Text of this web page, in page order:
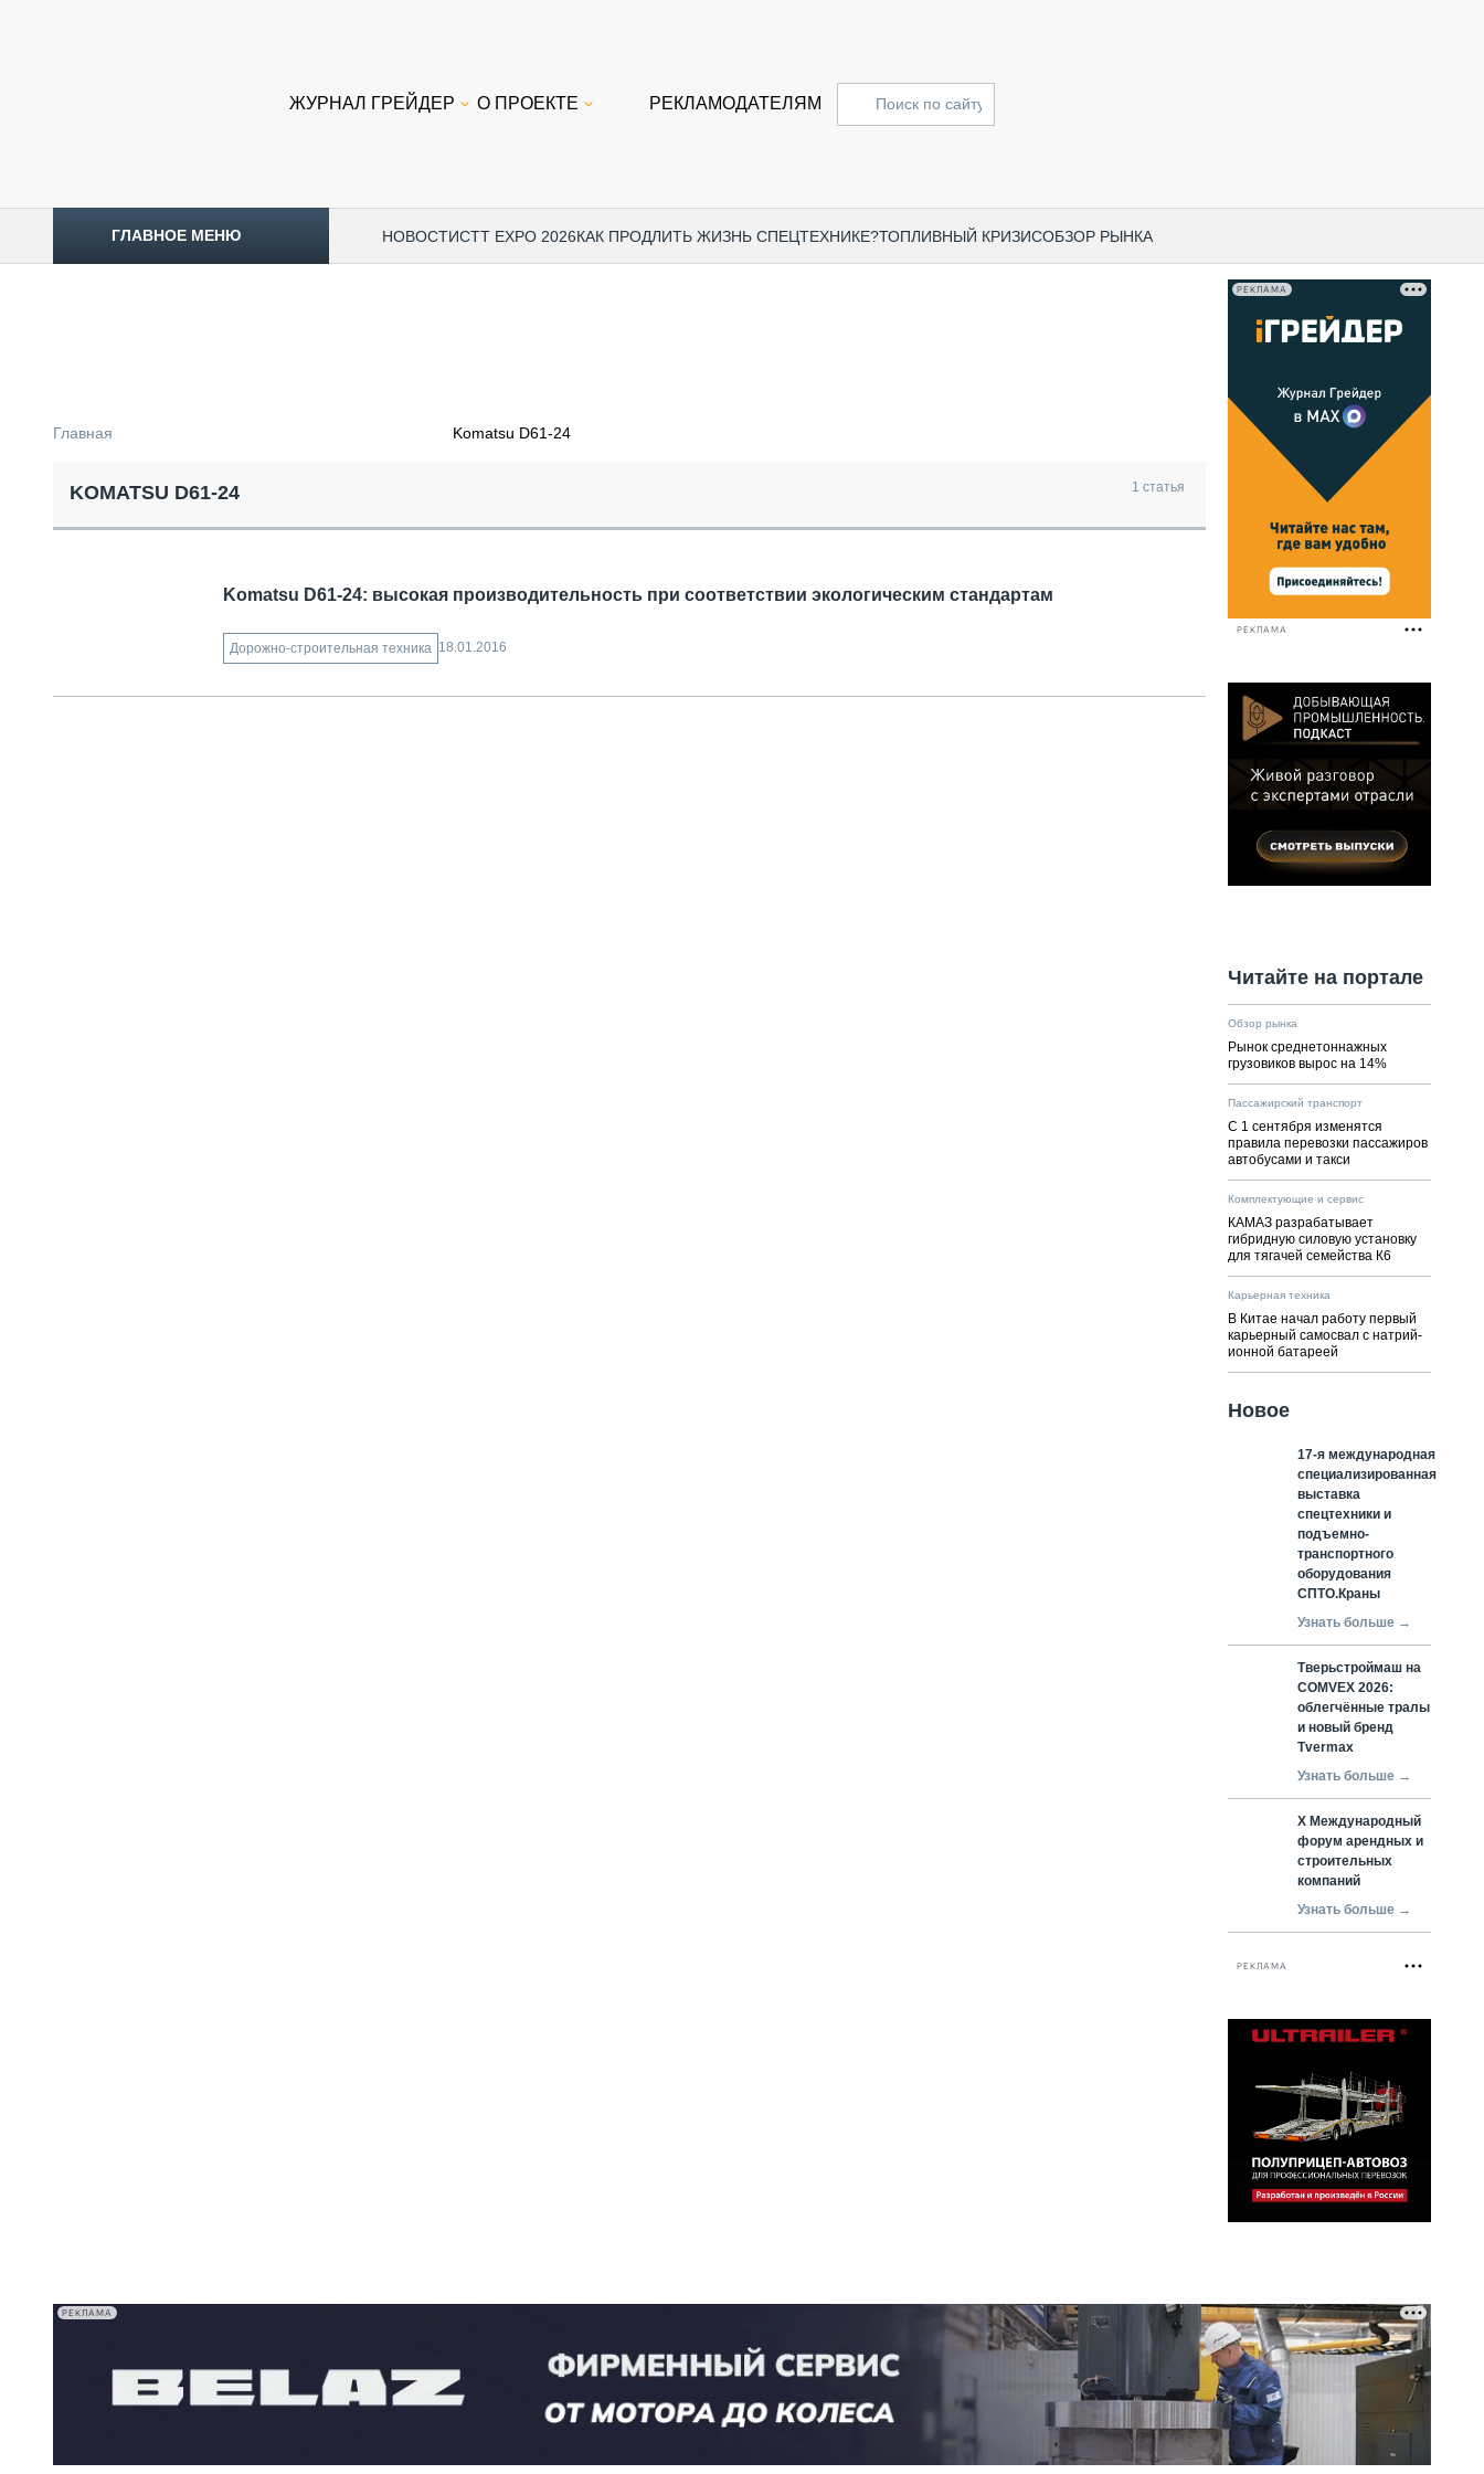
ЖУРНАЛ ГРЕЙДЕР О ПРОЕКТЕ РЕКЛАМОДАТЕЛЯМ
ГЛАВНОЕ МЕНЮ НОВОСТИCTT EXPO 2026КАК ПРОДЛИТЬ ЖИЗНЬ СПЕЦТЕХНИКЕ?ТОПЛИВНЫЙ КРИЗИСОБЗОР РЫНКА
СПЕЦТЕХНИКА И ТРАНСПОРТ
ГРУЗОПЕРЕВОЗКИ
ТЕХНИКА КРУПНЫМ ПЛАНОМ
ТЕХНОЛОГИИ
ДОРОЖНАЯ ИНДУСТРИЯ
КОМТРАНС 2021
БЛИЖАЙШИЕ МЕРОПРИЯТИЯ
ПАССАЖИРСКИЙ ТРАНСПОРТ
ТЕХНИКА СПЕЦИАЛЬНОГО НАЗНАЧЕНИЯ
Главная Komatsu D61-24
KOMATSU D61-24 1 статья
Komatsu D61-24: высокая производительность при соответствии экологическим стандартам
Дорожно-строительная техника 18.01.2016
РЕКЛАМА
РЕКЛАМА
Читайте на портале
Обзор рынка
Рынок среднетоннажных
грузовиков вырос на 14%
Пассажирский транспорт
С 1 сентября изменятся
правила перевозки пассажиров
автобусами и такси
Комплектующие и сервис
КАМАЗ разрабатывает
гибридную силовую установку
для тягачей семейства К6
Карьерная техника
В Китае начал работу первый
карьерный самосвал с натрий-
ионной батареей
Новое
17-я международная
специализированная
выставка
спецтехники и
подъемно-
транспортного
оборудования
СПТО.Краны
Узнать больше →
Тверьстроймаш на
COMVEX 2026:
облегчённые тралы
и новый бренд
Tvermax
Узнать больше →
X Международный
форум арендных и
строительных
компаний
Узнать больше →
РЕКЛАМА
РЕКЛАМА